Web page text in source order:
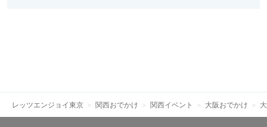
レッツエンジョイ東京 関西おでかけ 関西イベント 大阪おでかけ